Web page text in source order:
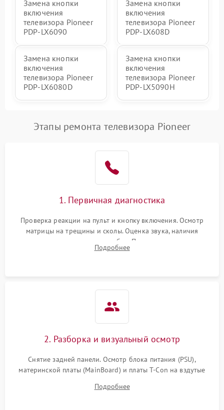
Замена кнопки
включения
телевизора Pioneer
PDP-LX6090
Замена кнопки
включения
телевизора Pioneer
PDP-LX608D
Замена кнопки
включения
телевизора Pioneer
PDP-LX6080D
Замена кнопки
включения
телевизора Pioneer
PDP-LX5090H
Этапы ремонта телевизора Pioneer
1. Первичная диагностика
Проверка реакции на пульт и кнопку включения. Осмотр
матрицы на трещины и сколы. Оценка звука, наличия
подсветки и индикаторов ошибок. Подключение тестовых
источников сигнала для выявления симптомов поломки.
Подробнее
2. Разборка и визуальный осмотр
Снятие задней панели. Осмотр блока питания (PSU),
материнской платы (MainBoard) и платы T-Con на вздутые
Проверка надежности фиксации и целостности шлейфов.
Подробнее